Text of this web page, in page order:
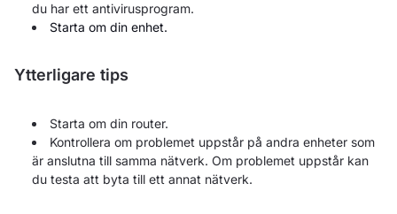
du har ett antivirusprogram.
Starta om din enhet.
Ytterligare tips
Starta om din router.
Kontrollera om problemet uppstår på andra enheter som
är anslutna till samma nätverk. Om problemet uppstår kan
du testa att byta till ett annat nätverk.